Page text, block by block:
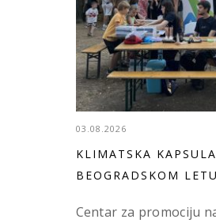
03.08.2026
KLIMATSKA
BEOGRADSKOM LETU
Centar za promociju